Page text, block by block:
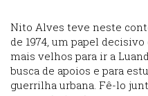
Nito Alves teve neste
de 1974, um papel
mais velhos para ir a
busca de apoios e para
guerrilha urbana. Fê-lo